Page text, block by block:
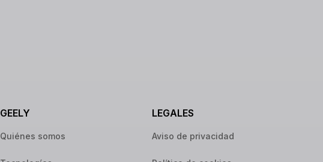
GEELY
Quiénes somos
LEGALES
Aviso de privacidad